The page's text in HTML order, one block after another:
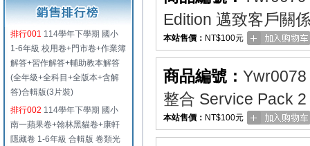
排行001 114學年下學期 國小
1-6年級 校用卷+門市卷+作業簿
解答+習作解答+輔助教本解答
(全年級+全科目+全版本+含解
答)合輯版(3片裝)
排行002 114學年下學期 國小
南一蘋果卷+翰林黑貓卷+康軒
隱藏卷 1-6年級 合輯版 卷類光
Edition 邁致客戶關
本站售價： NT$100元
商品編號： Ywr0078
整合 Service Pack
本站售價： NT$100元